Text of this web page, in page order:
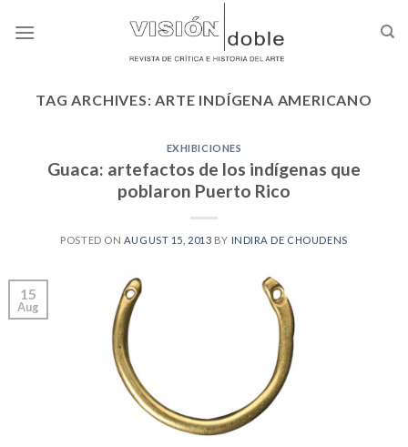
TAG ARCHIVES:ARTE INDÍGENA AMERICANO
EXHIBICIONES
Guaca: artefactos de los indígenas que
poblaron Puerto Rico
POSTED ON AUGUST 15, 2013 BY INDIRA DE CHOUDENS
15
Aug